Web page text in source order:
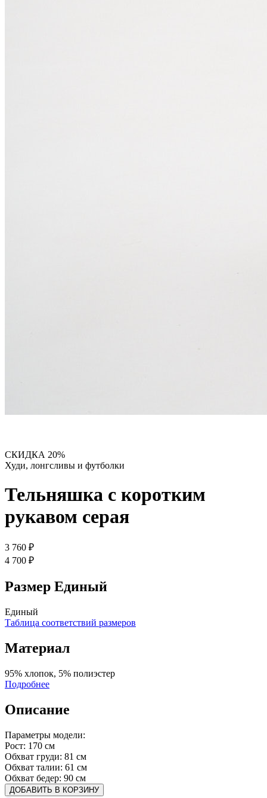
СКИДКА 20%
Худи, лонгсливы и футболки
Тельняшка с коротким
рукавом серая
3 760 ₽
4 700 ₽
Размер Единый
Единый
Таблица соответствий размеров
Материал
95% хлопок, 5% полиэстер
Подробнее
Описание
Параметры модели:
Рост: 170 см
Обхват груди: 81 см
Обхват талии: 61 см
Обхват бедер: 90 см
ДОБАВИТЬ В КОРЗИНУ